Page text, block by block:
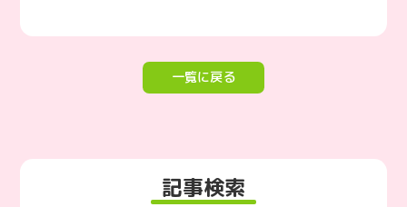
一覧に戻る
記事検索